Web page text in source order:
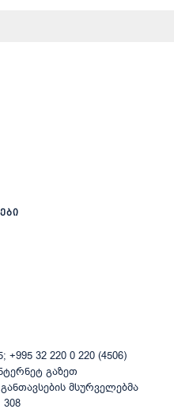
32 220 0 220 (4506)
გაზეთ
მსურველებმა